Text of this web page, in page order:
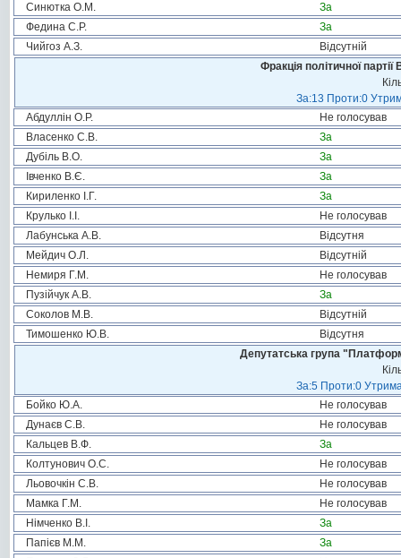
Синютка О.М.
За
Федина С.Р.
За
Чийгоз А.З.
Відсутній
Фракція політичної
За:13 Проти:0
Абдуллін О.Р.
Не голосував
Власенко С.В.
За
Дубіль В.О.
За
Івченко В.Є.
За
Кириленко І.Г.
За
Крулько І.І.
Не голосував
Лабунська А.В.
Відсутня
Мейдич О.Л.
Відсутній
Немиря Г.М.
Не голосував
Пузійчук А.В.
За
Соколов М.В.
Відсутній
Тимошенко Ю.В.
Відсутня
Депутатська група
За:5 Проти:0
Бойко Ю.А.
Не голосував
Дунаєв С.В.
Не голосував
Кальцев В.Ф.
За
Колтунович О.С.
Не голосував
Льовочкін С.В.
Не голосував
Мамка Г.М.
Не голосував
Німченко В.І.
За
Папієв М.М.
За